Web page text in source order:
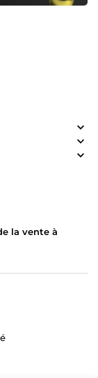
la vente à